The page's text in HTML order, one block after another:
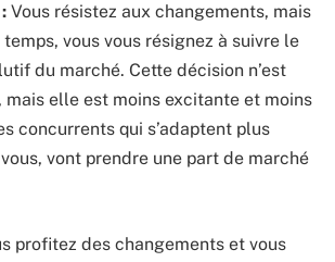
Vous résistez aux changements, mais
vous vous résignez à suivre le
du marché. Cette décision n’est
mais elle est moins excitante et moins
concurrents qui s’adaptent plus
vont prendre une part de marché
profitez des changements et vous